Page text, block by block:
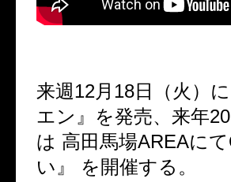
来週12月18日（火）
エン』を発売、来年
は 高田馬場AREAに
い』 を開催する。